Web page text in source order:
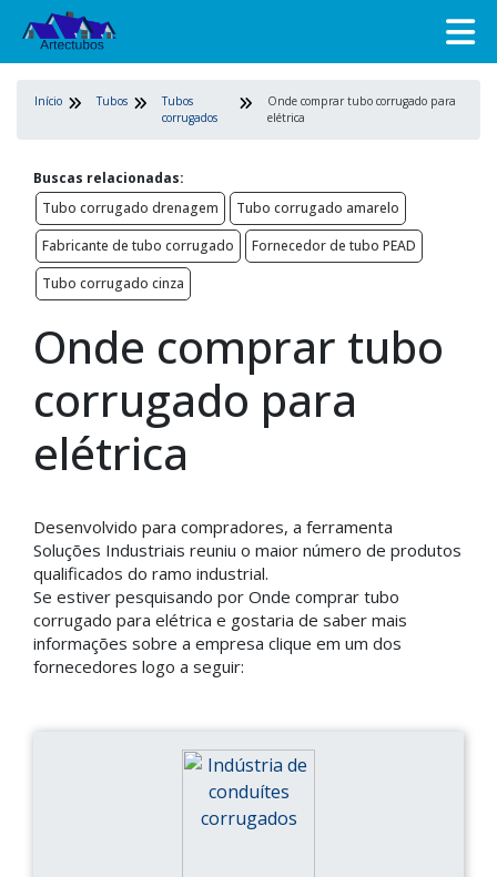
Início Tubos
Tubos
corrugados
Onde comprar tubo corrugado para
elétrica
Buscas relacionadas:
Tubo corrugado drenagem
Tubo corrugado amarelo
Fabricante de tubo corrugado
Fornecedor de tubo PEAD
Tubo corrugado cinza
Onde comprar tubo
corrugado para
elétrica
Desenvolvido para compradores, a ferramenta
Soluções Industriais reuniu o maior número de produtos
qualificados do ramo industrial.
Se estiver pesquisando por Onde comprar tubo
corrugado para elétrica e gostaria de saber mais
informações sobre a empresa clique em um dos
fornecedores logo a seguir: